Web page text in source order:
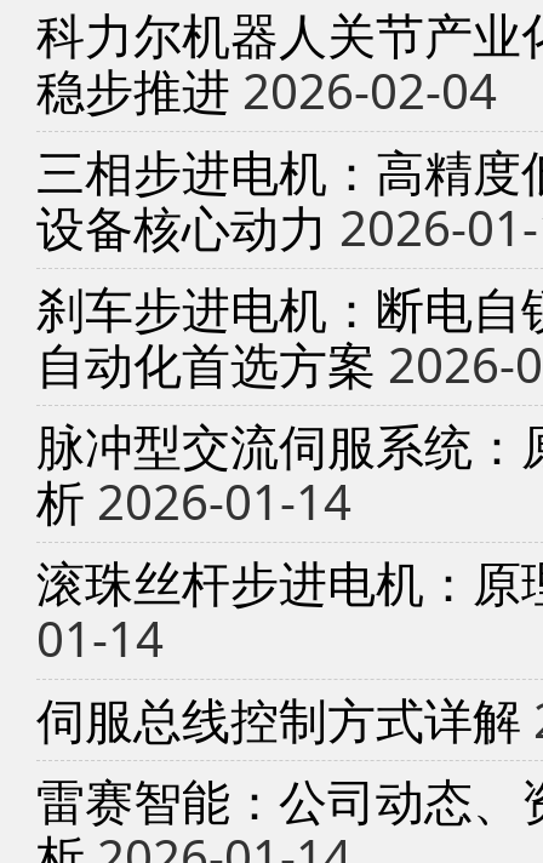
科力尔机器人关节产
稳步推进 2026-02-04
三相步进电机：高精
设备核心动力 2026-
刹车步进电机：断电
自动化首选方案 2026-
脉冲型交流伺服系统
析 2026-01-14
滚珠丝杆步进电机：
01-14
伺服总线控制方式详解
雷赛智能：公司动态